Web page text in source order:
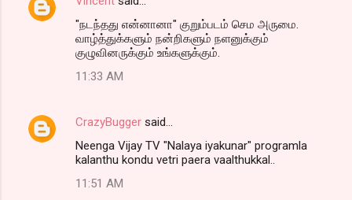
"நடந்தது என்னானா" குறும்படம் செம அருமை.
வாழ்த்துக்களும் நன்றிகளும் நளனுக்கும்
குழுவினருக்கும் உங்களுக்கும்.
11:33 AM
CrazyBugger said…
Neenga Vijay TV "Nalaya iyakunar" programla
kalanthu kondu vetri paera vaalthukkal..
11:51 AM